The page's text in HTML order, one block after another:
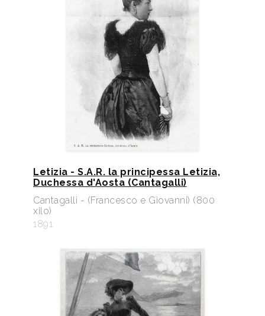
Letizia - S.A.R. la principessa Letizia,
Duchessa d'Aosta (Cantagalli)
Cantagalli - (Francesco e Giovanni) (800
xilo)
1891